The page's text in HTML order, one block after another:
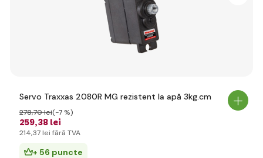
Servo Traxxas 2080R MG rezistent la apă 3kg.cm
259,38 lei
278,70 lei(-7 %)
214,37 lei fără TVA
+ 56 puncte